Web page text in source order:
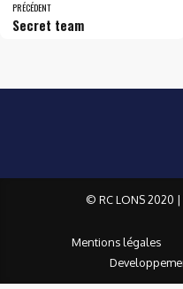
PRÉCÉDENT
Secret team
© RC LONS 2020 |
Mentions légales